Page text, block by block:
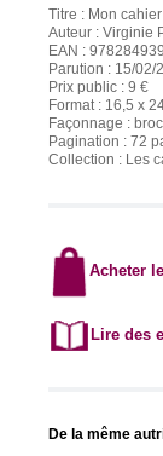
Titre : Mon
Auteur : Virginie
EAN :
Parution : 15/02/
Prix public : 9 €
Format : 16,5 x
Façonnage :
Pagination : 72
Collection : Les
Acheter
Lire des
De la même